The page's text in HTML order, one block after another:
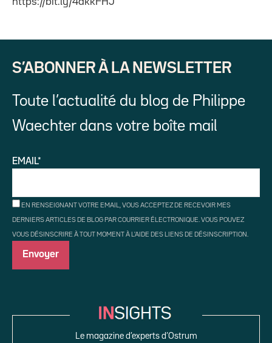
S’ABONNER À LA NEWSLETTER
Toute l’actualité du blog de Philippe
Waechter dans votre boîte mail
EMAIL*
EN RENSEIGNANT VOTRE EMAIL, VOUS ACCEPTEZ DE RECEVOIR MES
DERNIERS ARTICLES DE BLOG PAR COURRIER ÉLECTRONIQUE. VOUS POUVEZ
VOUS DÉSINSCRIRE À TOUT MOMENT À L'AIDE DES LIENS DE DÉSINSCRIPTION.
Le magazine d’experts d’Ostrum